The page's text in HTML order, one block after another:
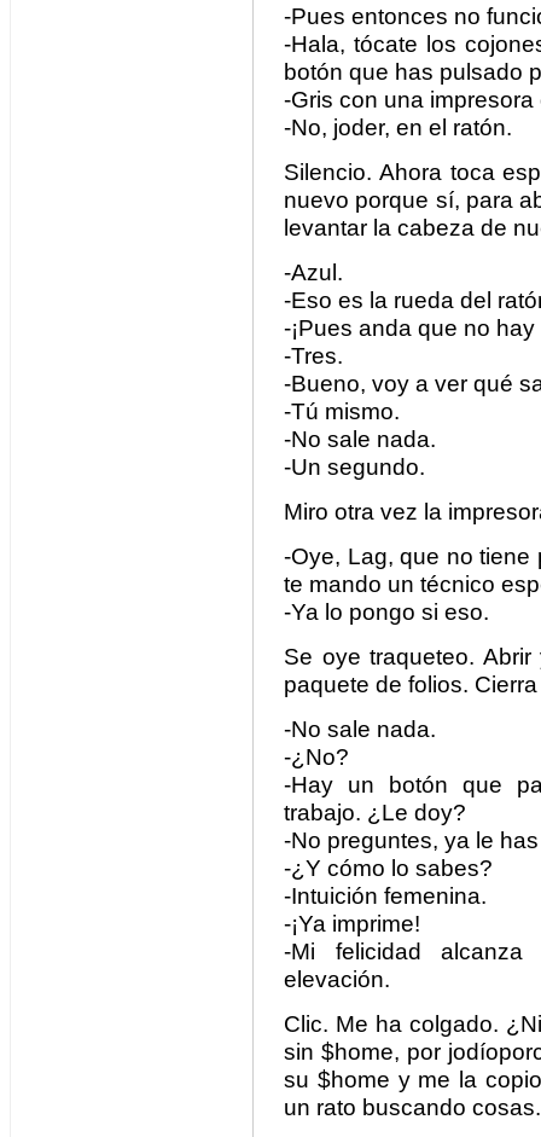
-Pues entonces no
-Hala, tócate los
botón que has pulsado
-Gris con una impresora
-No, joder, en el ratón.
Silencio. Ahora toca
nuevo porque sí, para
levantar la cabeza de
-Azul.
-Eso es la rueda del
-¡Pues anda que no
-Tres.
-Bueno, voy a ver qué
-Tú mismo.
-No sale nada.
-Un segundo.
Miro otra vez la
-Oye, Lag, que no
te mando un técnico
-Ya lo pongo si eso.
Se oye traqueteo.
paquete de folios.
-No sale nada.
-¿No?
-Hay un botón que
trabajo. ¿Le doy?
-No preguntes, ya le
-¿Y cómo lo sabes?
-Intuición femenina.
-¡Ya imprime!
-Mi felicidad
elevación.
Clic. Me ha colgado.
sin $home, por
su $home y me la
un rato buscando cosas.